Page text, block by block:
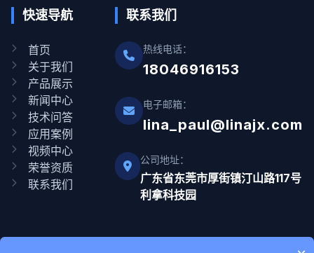
快速导航
首页
关于我们
产品展示
新闻中心
技术问答
应用案例
视频中心
荣誉资质
联系我们
联系我们
热线电话：
18046916153
电子邮箱：
lina_paul@linajx.com
公司地址：
广东省东莞市厚街镇汀山路117号
利拿科技园